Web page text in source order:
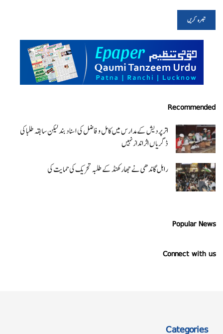
Recommended
اتر پردیش کےمدارس میں کامل و فاضل کی اسناد بند لیکن سابقہ طلبا کی
ڈگریا ں اثرانداز نہیں
راہل گاندھی نے جھارکھنڈ کے طلبہ تحریک کی حمایت کی
Popular News
Connect with us
Categories